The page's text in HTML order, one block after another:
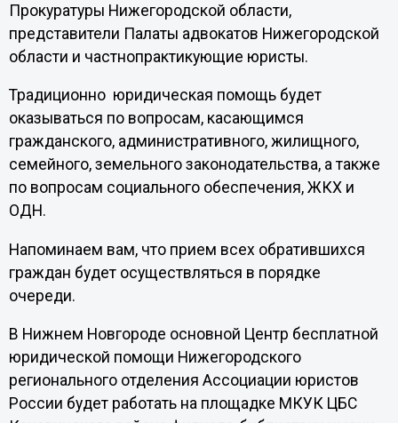
Прокуратуры Нижегородской области,
представители Палаты адвокатов Нижегородской
области и частнопрактикующие юристы.
Традиционно юридическая помощь будет
оказываться по вопросам, касающимся
гражданского, административного, жилищного,
семейного, земельного законодательства, а также
по вопросам социального обеспечения, ЖКХ и
ОДН.
Напоминаем вам, что прием всех обратившихся
граждан будет осуществляться в порядке
очереди.
В Нижнем Новгороде основной Центр бесплатной
юридической помощи Нижегородского
регионального отделения Ассоциации юристов
России будет работать на площадке МКУК ЦБС